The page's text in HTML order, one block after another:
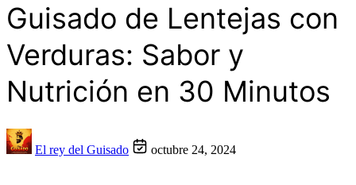
Guisado de Lentejas con
Verduras: Sabor y
Nutrición en 30 Minutos
El rey del Guisado octubre 24, 2024